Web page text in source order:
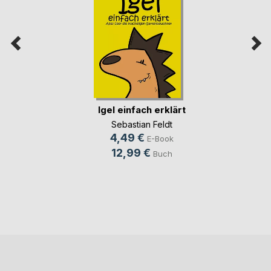
Igel einfach erklärt
Sebastian Feldt
4,49 € E-Book
12,99 € Buch